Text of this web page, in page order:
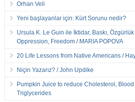
Orhan Veli
Yeni başlayanlar için: Kürt Sorunu nedir?
Ursula K. Le Guin ile İktidar, Baskı,
Oppression, Freedom / MARIA POPOVA
20 Life Lessons from Native Americans /
Niçin Yazarız? / John Updike
Pumpkin Juice to reduce Cholesterol,
Triglycerides